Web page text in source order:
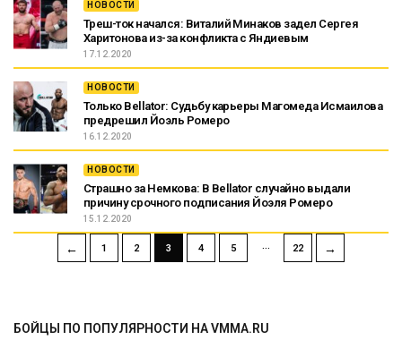
НОВОСТИ
Треш-ток начался: Виталий Минаков задел Сергея
Харитонова из-за конфликта с Яндиевым
17.12.2020
НОВОСТИ
Только Bellator: Судьбу карьеры Магомеда Исмаилова
предрешил Йоэль Ромеро
16.12.2020
НОВОСТИ
Страшно за Немкова: В Bellator случайно выдали
причину срочного подписания Йоэля Ромеро
15.12.2020
← 1 2 3 4 5 … 22 →
БОЙЦЫ ПО ПОПУЛЯРНОСТИ НА VMMA.RU